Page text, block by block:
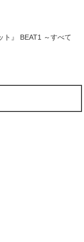
ト』 BEAT1 ～すべて